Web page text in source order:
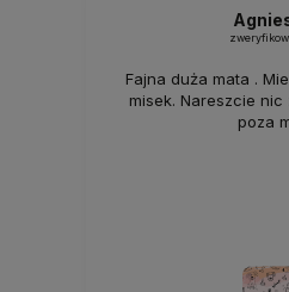
Fajna duża mata .
misek. Nareszcie
poza